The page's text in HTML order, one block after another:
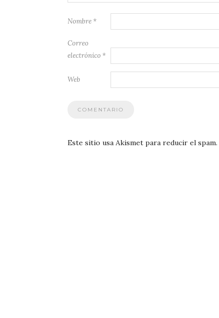
Nombre *
Correo
electrónico *
Web
Este sitio usa Akismet para reducir el spam.